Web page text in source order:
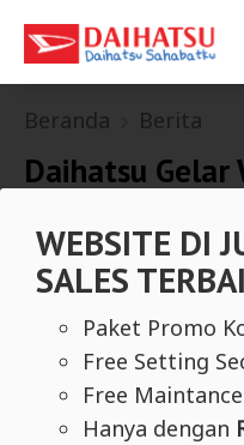
WEBSITE DI
SALES
Paket Promo
Free Setting
Free
Hanya dengan
Beranda Berita
Daihatsu Gelar